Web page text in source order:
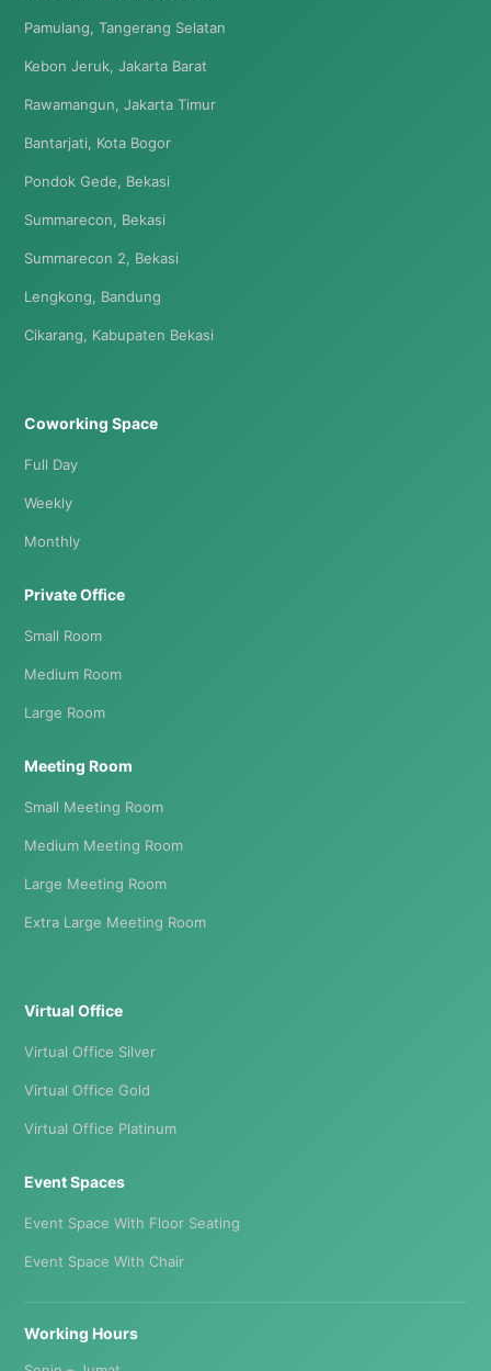
Pamulang, Tangerang Selatan
Kebon Jeruk, Jakarta Barat
Rawamangun, Jakarta Timur
Bantarjati, Kota Bogor
Pondok Gede, Bekasi
Summarecon, Bekasi
Summarecon 2, Bekasi
Lengkong, Bandung
Cikarang, Kabupaten Bekasi
Coworking Space
Full Day
Weekly
Monthly
Private Office
Small Room
Medium Room
Large Room
Meeting Room
Small Meeting Room
Medium Meeting Room
Large Meeting Room
Extra Large Meeting Room
Virtual Office
Virtual Office Silver
Virtual Office Gold
Virtual Office Platinum
Event Spaces
Event Space With Floor Seating
Event Space With Chair
Working Hours